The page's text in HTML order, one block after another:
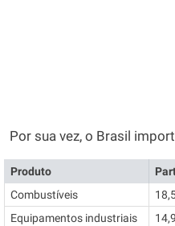
Por sua vez, o Brasil
Produto
Combustíveis
Equipamentos industriais